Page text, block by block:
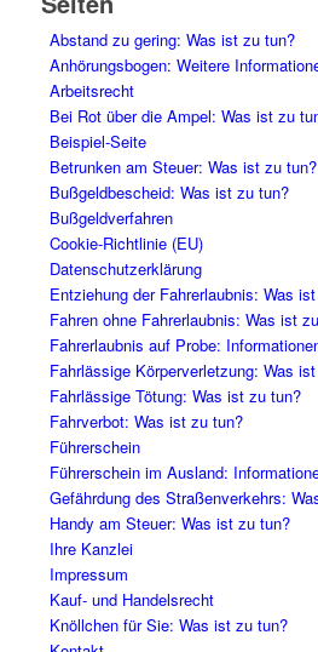
Abstand zu gering: Was ist zu tun?
Anhörungsbogen: Weitere
Arbeitsrecht
Bei Rot über die Ampel: Was ist zu
Beispiel-Seite
Betrunken am Steuer: Was ist zu tun?
Bußgeldbescheid: Was ist zu tun?
Bußgeldverfahren
Cookie-Richtlinie (EU)
Datenschutzerklärung
Entziehung der Fahrerlaubnis: Was
Fahren ohne Fahrerlaubnis: Was ist
Fahrerlaubnis auf Probe:
Fahrlässige Körperverletzung: Was
Fahrlässige Tötung: Was ist zu tun?
Fahrverbot: Was ist zu tun?
Führerschein
Führerschein im Ausland:
Gefährdung des Straßenverkehrs:
Handy am Steuer: Was ist zu tun?
Ihre Kanzlei
Impressum
Kauf- und Handelsrecht
Knöllchen für Sie: Was ist zu tun?